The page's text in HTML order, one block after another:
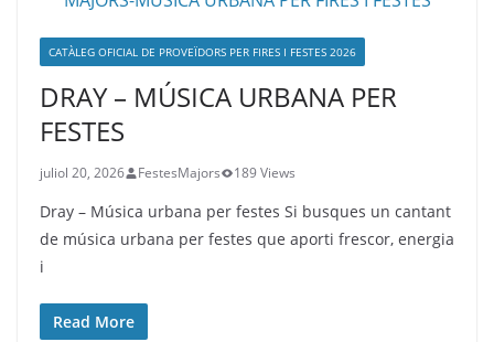
CATÀLEG OFICIAL DE PROVEÏDORS PER FIRES I FESTES 2026
DRAY – MÚSICA URBANA PER
FESTES
juliol 20, 2026 FestesMajors 189 Views
Dray – Música urbana per festes Si busques un cantant
de música urbana per festes que aporti frescor, energia
i
Read More